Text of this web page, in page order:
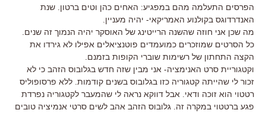
הפרסים התעלמה מהם במפגיע: האחים כהן וטים ברטון. שנת
האנדרדוגס בקולנוע האמריקאי- יהיה מעניין.
מה שכן אני חוזה שהשנה הרייטינג של האוסקר יהיה הנמוך זה שנים.
כל הסרטים שמוזכרים כמועמדים פוטנציאלים אפילו לא גירדו את
הקצה התחתון של רשימות שוברי הקופות בזמנם.
וקטגוריית סרט האנימציה- אני מבין שזה חדש בגלובוס הזהב כי לא
זכור לי שהייתה קטגוריה כזו בגלובוס בשנים קודמות. ללא פרסופוליס
רטטוי הוא זוכה ודאי. אבל דווקא נראה לי שהמעבר לקטגוריה נפרדת
פגע ברטטוי במקרה זה. גלובוס הזהב אהב לשים סרטי אנמיציה טובים